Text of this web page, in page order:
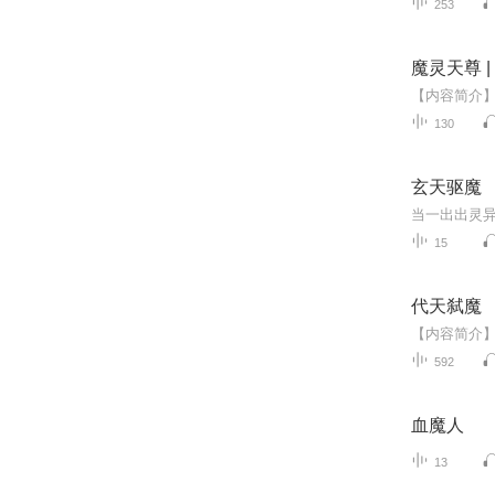
253
魔灵天尊
130
玄天驱魔
当一出出灵
15
代天弑魔
592
血魔人
13